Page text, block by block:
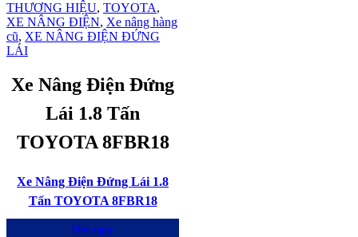
THƯƠNG HIỆU, TOYOTA,
XE NÂNG ĐIỆN, Xe nâng hàng
cũ, XE NÂNG ĐIỆN ĐỨNG
LÁI
Xe Nâng Điện Đứng
Lái 1.8 Tấn
TOYOTA 8FBR18
Xe Nâng Điện Đứng Lái 1.8
Tấn TOYOTA 8FBR18
Mua ngay